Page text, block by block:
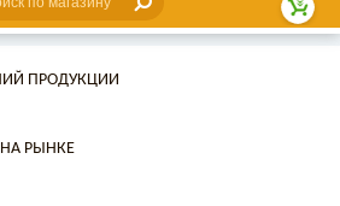
ПРОДУКЦИИ
НА РЫНКЕ